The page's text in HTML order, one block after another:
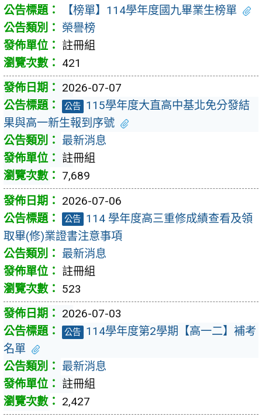
【榜單】114學年度國九畢業生榜單
榮譽榜
註冊組
421
2026-07-07
公告 115學年度大直高中基北免分發結
果與高一新生報到序號
最新消息
註冊組
7,689
2026-07-06
公告 114 學年度高三重修成績查看及領
取畢(修)業證書注意事項
最新消息
註冊組
523
2026-07-03
公告 114學年度第2學期【高一二】補考
名單
最新消息
註冊組
2,427